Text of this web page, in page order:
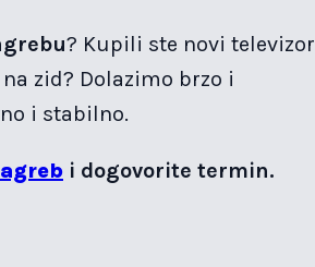
? Kupili ste novi televizor
zid? Dolazimo brzo i
i stabilno.
i dogovorite termin.